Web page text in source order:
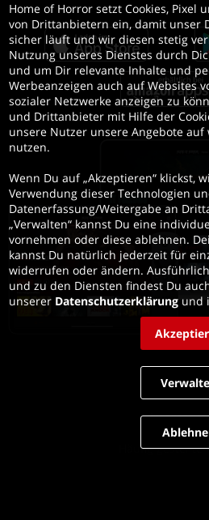
Home of Horror setzt Cookies, Pixel
von Drittanbietern ein, damit unser
sicher läuft und wir diesen stetig
Nutzung unseres Dienstes durch
und um Dir relevante Inhalte und
Werbeanzeigen auch auf Websites
sozialer Netzwerke anzeigen zu
und Drittanbieter mit Hilfe der
unsere Nutzer unsere Angebote auf
nutzen.
Wenn Du auf „Akzeptieren“ klickst,
Verwendung dieser Technologien
Datenerfassung/Weitergabe an
„Verwalten“ kannst Du eine
vornehmen oder diese ablehnen.
kannst Du natürlich jederzeit für
widerrufen oder ändern.
und zu den Diensten findest Du
unserer Datenschutzerklärung und
Häufig gestellte